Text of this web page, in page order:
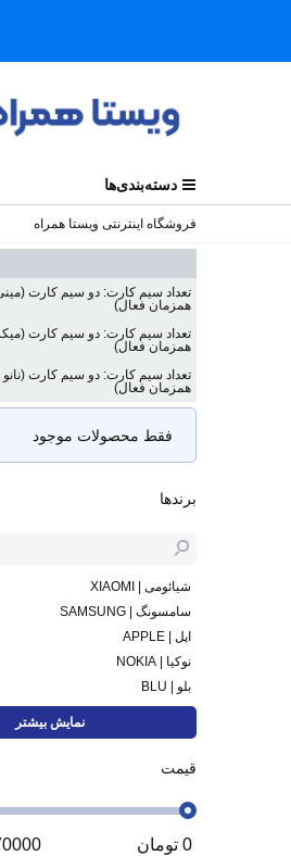
دسته‌بندی‌ها
فروشگاه اینترنتی ویستا همراه
تعداد سیم کارت: دو سیم کارت
همزمان فعال)
تعداد سیم کارت: دو سیم کارت
همزمان فعال)
تعداد سیم کارت: دو سیم کارت
همزمان فعال)
فقط محصولات موجود
برندها
شیائومی | XIAOMI
سامسونگ | SAMSUNG
اپل | APPLE
نوکیا | NOKIA
بلو | BLU
نمایش بیشتر
قیمت
0 تومان